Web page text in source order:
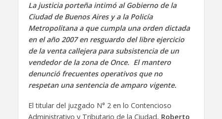
La justicia porteña intimó al Gobierno de la
Ciudad de Buenos Aires y a la Policía
Metropolitana a que cumpla una orden dictada
en el año 2007 en resguardo del libre ejercicio
de la venta callejera para subsistencia de un
vendedor de la zona de Once. El mantero
denunció frecuentes operativos que no
respetan una sentencia de amparo vigente.
El titular del juzgado N° 2 en lo Contencioso
Administrativo y Tributario de la Ciudad, Roberto